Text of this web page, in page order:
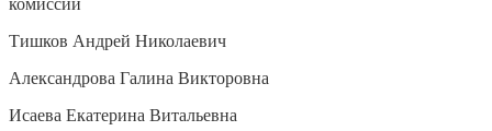
комиссии
Тишков Андрей Николаевич
Александрова Галина Викторовна
Исаева Екатерина Витальевна